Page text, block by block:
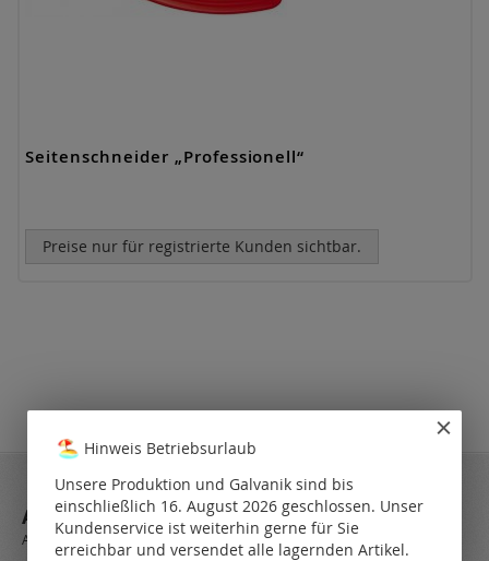
Seitenschneider „Professionell“
Preise nur für registrierte Kunden sichtbar.
ABONNIEREN SIE UNSEREN NEWSLETTER
Always stay up to date and find out what's new from the very first hand.
Hinweis Betriebsurlaub
Unsere Produktion und Galvanik sind bis
einschließlich 16. August 2026 geschlossen. Unser
Kundenservice ist weiterhin gerne für Sie
erreichbar und versendet alle lagernden Artikel.